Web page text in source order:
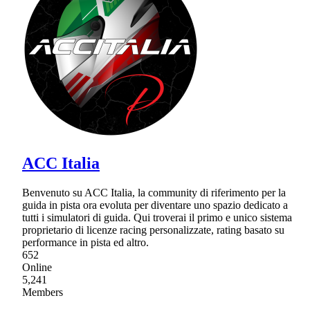
ACC Italia
Benvenuto su ACC Italia, la community di riferimento per la
guida in pista ora evoluta per diventare uno spazio dedicato a
tutti i simulatori di guida. Qui troverai il primo e unico sistema
proprietario di licenze racing personalizzate, rating basato su
performance in pista ed altro.
652
Online
5,241
Members